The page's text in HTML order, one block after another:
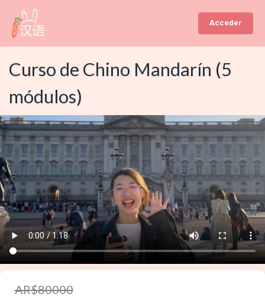
contenido
Acceder
Curso de Chino Mandarín (5
módulos)
AR$80000